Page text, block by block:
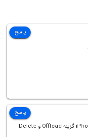
پاسخ
چرا تو قسمت iPhone Storage گزینه Offload و Delete
پاسخ